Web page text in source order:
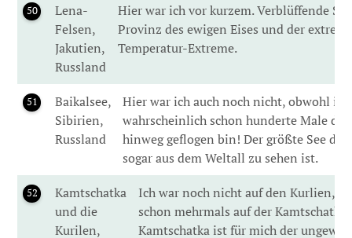
50
Lena-
Felsen,
Jakutien,
Russland
Hier war ich vor kurzem. Verblüffende
Provinz des ewigen Eises und der
Temperatur-Extreme.
51
Baikalsee,
Sibirien,
Russland
Hier war ich auch noch nicht, obwohl ich
wahrscheinlich schon hunderte Male
hinweg geflogen bin! Der größte See der
sogar aus dem Weltall zu sehen ist.
52
Kamtschatka
und die
Kurilen,
Ich war noch nicht auf den Kurlien,
schon mehrmals auf der
Kamtschatka ist für mich der